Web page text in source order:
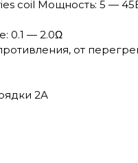
coil Мощность: 5 —
0.1 — 2.0Ω
от
2А